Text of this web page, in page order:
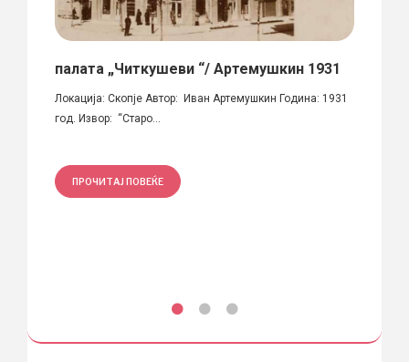
палата „Читкушеви “/ Артемушкин 1931
Локација: Скопје Автор: Иван Артемушкин Година: 1931
год. Извор: “Старо...
ПРОЧИТАЈ ПОВЕЌЕ